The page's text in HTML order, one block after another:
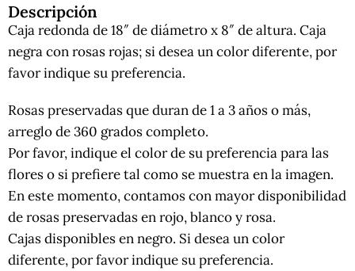
Descripción
Caja redonda de 18″ de diámetro x 8″ de altura. Caja
negra con rosas rojas; si desea un color diferente, por
favor indique su preferencia.
Rosas preservadas que duran de 1 a 3 años o más,
arreglo de 360 grados completo.
Por favor, indique el color de su preferencia para las
flores o si prefiere tal como se muestra en la imagen.
En este momento, contamos con mayor disponibilidad
de rosas preservadas en rojo, blanco y rosa.
Cajas disponibles en negro. Si desea un color
diferente, por favor indique su preferencia.